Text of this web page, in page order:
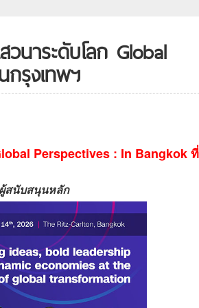
วนาระดับโลก Global
กรุงเทพฯ
Perspectives : In Bangkok
ผู้สนับสนุนหลัก